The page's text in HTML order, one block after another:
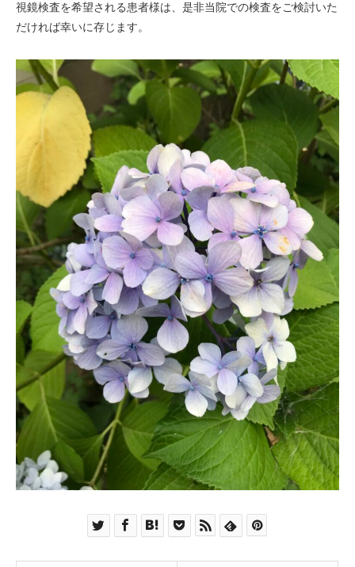
視鏡検査を希望される患者様は、是非当院での検査をご検討いた
だければ幸いに存じます。